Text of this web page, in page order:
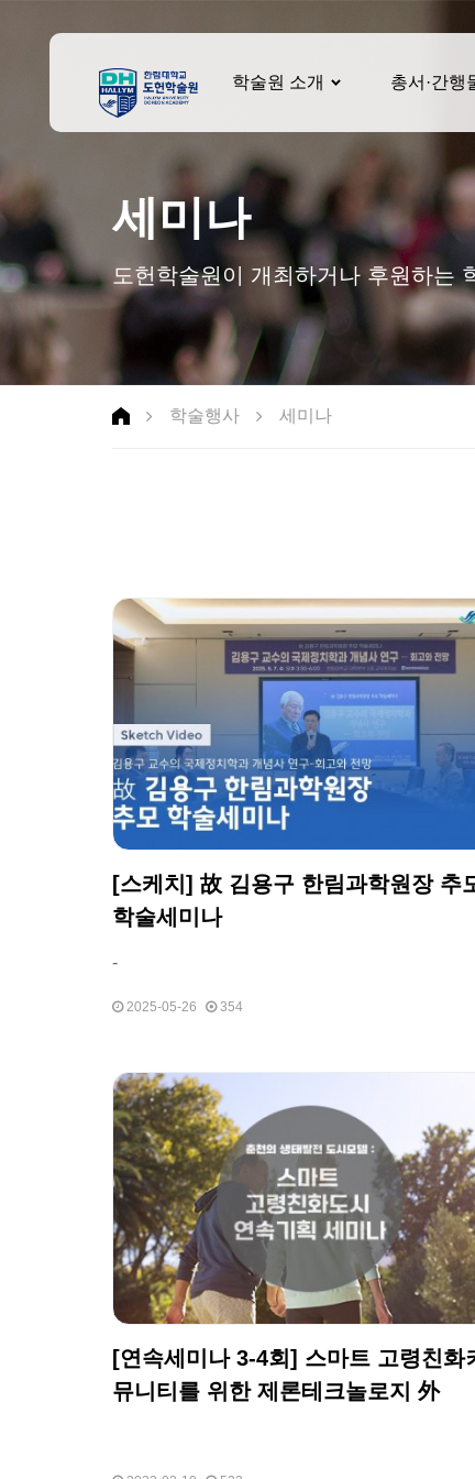
학술원 소개 총서·간행
세미나
도헌학술원이 개최하거나 후원하는
학술행사 세미나
[스케치] 故 김용구 한림과학원장 추
학술세미나
-
2025-05-26 354
[연속세미나 3-4회] 스마트 고령친화
뮤니티를 위한 제론테크놀로지 外